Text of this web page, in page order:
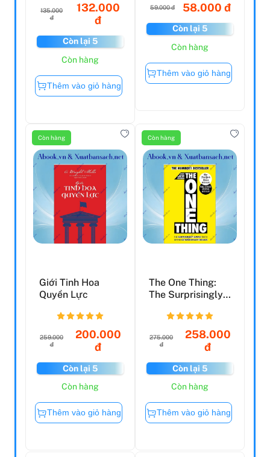
135.000
đ
132.000
đ
Còn lại 5
Còn hàng
Thêm vào giỏ hàng
59.000 đ 58.000 đ
Còn lại 5
Còn hàng
Thêm vào giỏ hàng
Còn hàng
Giới Tinh Hoa
Quyền Lực
259.000
đ
200.000
đ
Còn lại 5
Còn hàng
Thêm vào giỏ hàng
Còn hàng
The One Thing:
The Surprisingly
Behin...
275.000
đ
258.000
đ
Còn lại 5
Còn hàng
Thêm vào giỏ hàng